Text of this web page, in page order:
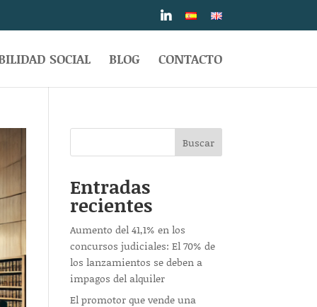
SOCIAL BLOG CONTACTO
Buscar
Entradas
recientes
Aumento del 41,1% en los
concursos judiciales: El 70% de
los lanzamientos se deben a
impagos del alquiler
El promotor que vende una